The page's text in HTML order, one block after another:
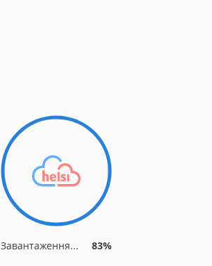
Завантаження... 86%